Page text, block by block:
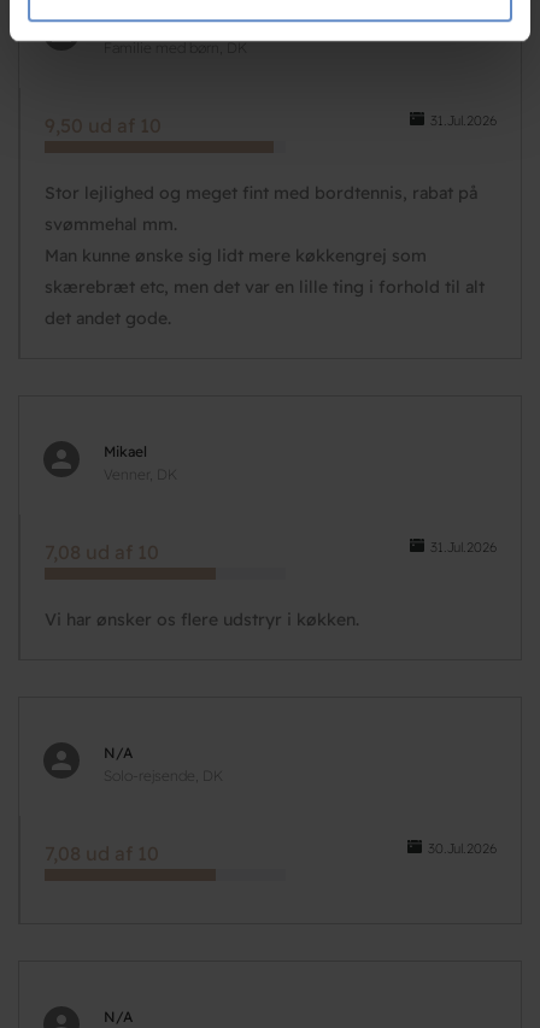
de har indsamlet fra din brug af deres tjenester.
N/A
Familie med børn, DK
31.Jul.2026
9,50 ud af 10
Stor lejlighed og meget fint med bordtennis, rabat på
svømmehal mm.
Man kunne ønske sig lidt mere køkkengrej som
skærebræt etc, men det var en lille ting i forhold til alt
det andet gode.
Mikael
Venner, DK
31.Jul.2026
7,08 ud af 10
Vi har ønsker os flere udstryr i køkken.
N/A
Solo-rejsende, DK
30.Jul.2026
7,08 ud af 10
N/A